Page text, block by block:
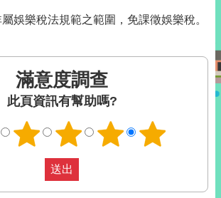
娛樂稅法規範之範圍，免課徵娛樂稅。
滿意度調查
此頁資訊有幫助嗎?